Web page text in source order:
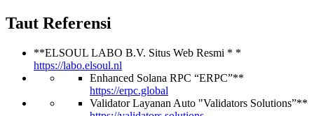
Taut Referensi
**ELSOUL LABO B.V. Situs Web Resmi * *
https://labo.elsoul.nl
Enhanced Solana RPC “ERPC”**
https://erpc.global
Validator Layanan Auto "Validators Solutions”**